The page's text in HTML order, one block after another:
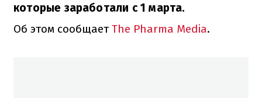
которые заработали с 1 марта.
Об этом сообщаетThe Pharma Media.